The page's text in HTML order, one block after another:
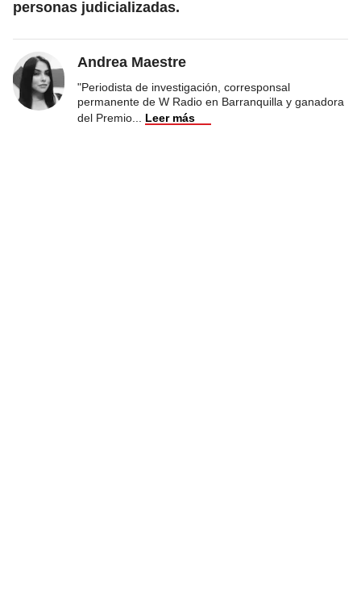
personas judicializadas.
Andrea Maestre
"Periodista de investigación, corresponsal
permanente de W Radio en Barranquilla y ganadora
del Premio
Leer más